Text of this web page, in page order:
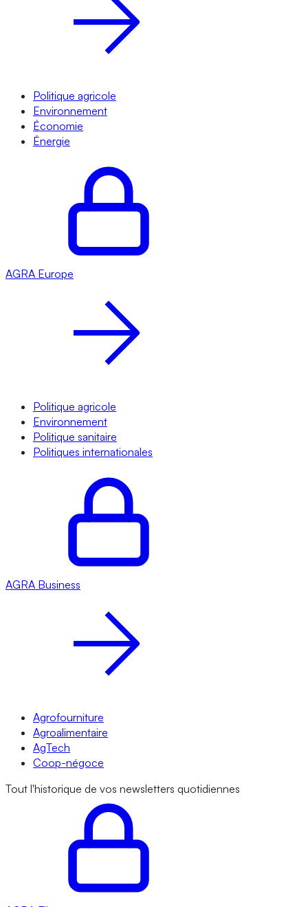
Politique agricole
Environnement
Économie
Énergie
AGRA Europe
Politique agricole
Environnement
Politique sanitaire
Politiques internationales
AGRA Business
Agrofourniture
Agroalimentaire
AgTech
Coop-négoce
Tout l'historique de vos newsletters quotidiennes